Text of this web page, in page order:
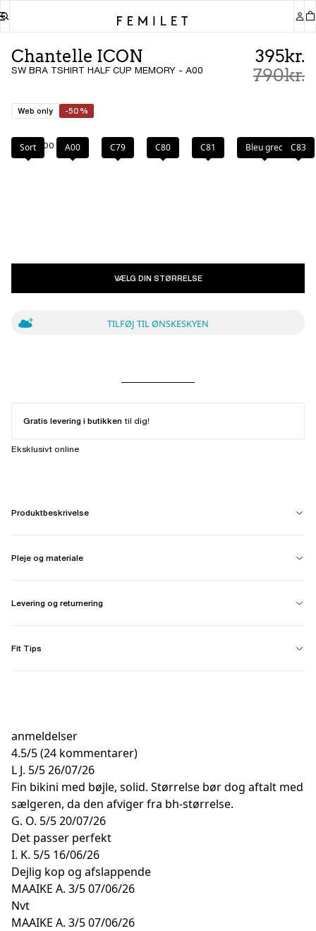
Chantelle ICON
SW BRA TSHIRT HALF CUP MEMORY - A00
395kr.
790kr.
Web only -50%
Farve: A00
Sort A00 C79 C80 C81 Bleu grec C83
VÆLG DIN STØRRELSE
TILFØJ TIL ØNSKESKYEN
Gratis levering i butikken til dig!
Eksklusivt online
Produktbeskrivelse
Pleje og materiale
Levering og returnering
Fit Tips
anmeldelser
4.5/5(24 kommentarer)
L J. 5/526/07/26
Fin bikini med bøjle, solid. Størrelse bør dog aftalt med
sælgeren, da den afviger fra bh-størrelse.
G. O. 5/520/07/26
Det passer perfekt
I. K. 5/5 16/06/26
Dejlig kop og afslappende
MAAIKE A. 3/507/06/26
Nvt
MAAIKE A. 3/507/06/26